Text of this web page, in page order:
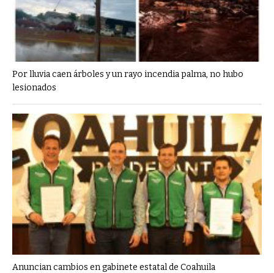
Por lluvia caen árboles y un rayo incendia palma, no hubo
lesionados
Anuncian cambios en gabinete estatal de Coahuila